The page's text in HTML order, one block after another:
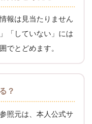
報は見当たりません
「していない」には
でとどめます。
？
照元は、本人公式サ